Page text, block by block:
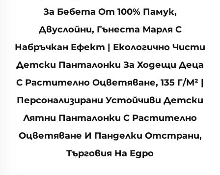
За Бебета От 100% Памук,
Двуслойни, Гънеста Марля С
Набръчкан Ефект | Екологично Чисти
Детски Панталонки За Ходещи Деца
С Растително Оцветяване, 135 Г/м² |
Персонализирани Устойчиви Детски
Лятни Панталонки С Растително
Оцветяване И Панделки Отстрани,
Търговия На Едро